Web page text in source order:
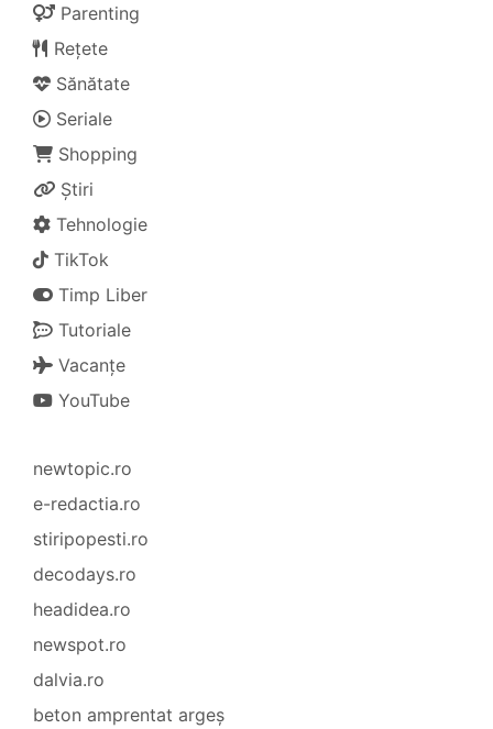
Parenting
Rețete
Sănătate
Seriale
Shopping
Știri
Tehnologie
TikTok
Timp Liber
Tutoriale
Vacanțe
YouTube
newtopic.ro
e-redactia.ro
stiripopesti.ro
decodays.ro
headidea.ro
newspot.ro
dalvia.ro
beton amprentat argeș